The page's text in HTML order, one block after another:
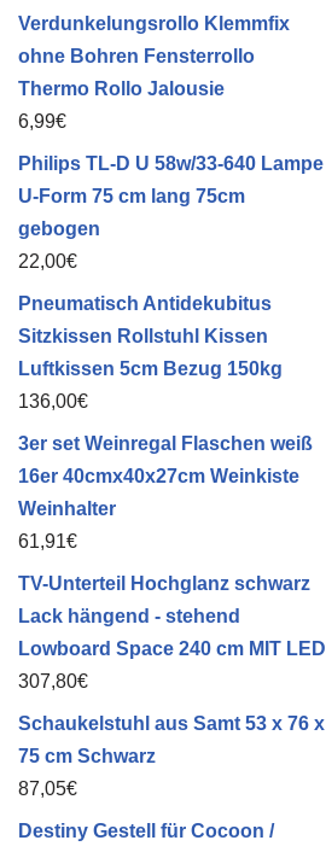
Verdunkelungsrollo Klemmfix
ohne Bohren Fensterrollo
Thermo Rollo Jalousie
6,99€
Philips TL-D U 58w/33-640 Lampe
U-Form 75 cm lang 75cm
gebogen
22,00€
Pneumatisch Antidekubitus
Sitzkissen Rollstuhl Kissen
Luftkissen 5cm Bezug 150kg
136,00€
3er set Weinregal Flaschen weiß
16er 40cmx40x27cm Weinkiste
Weinhalter
61,91€
TV-Unterteil Hochglanz schwarz
Lack hängend - stehend
Lowboard Space 240 cm MIT LED
307,80€
Schaukelstuhl aus Samt 53 x 76 x
75 cm Schwarz
87,05€
Destiny Gestell für Cocoon /